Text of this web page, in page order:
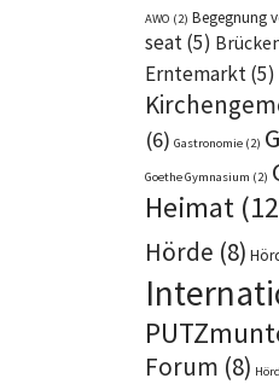
AWO (2) Begegnung
seat(5)
Erntemarkt(5)
(6) Gastronomie (2)
Goethe Gymnasium (2)
Heimat
Hörde (8)
Forum (8)